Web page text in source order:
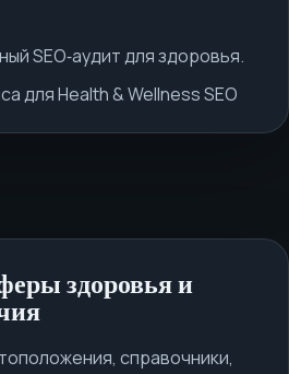
SEO‑аудит для здоровья.
для Health & Wellness SEO
здоровья и
справочники,